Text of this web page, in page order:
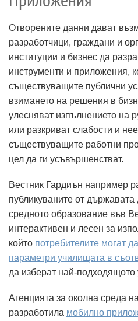
Отворените данни дават
разработчици, граждани и
институции и бизнес да
инструменти и приложения,
съществуващите публични
взимането на решения в
улесняват изпълнението на
или разкриват слабости и
съществуващите работни
цел да ги усъвършенстват.
Вестник Гардиън например
публикуваните от
средното образование във
интерактивен и лесен за
който потребителите могат
параметри училищата в
да изберат най-подходящото
Агенцията за околна среда
разработила мобилно